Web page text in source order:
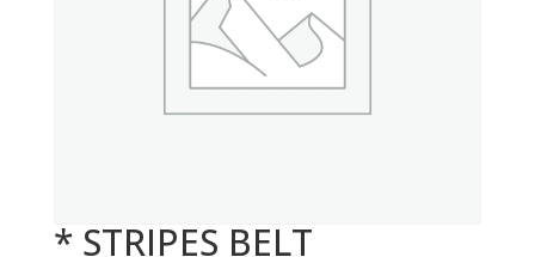
* STRIPES BELT